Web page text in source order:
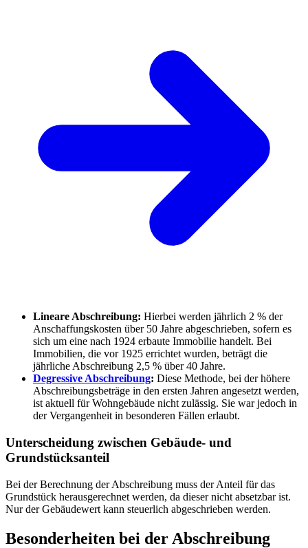
Lineare Abschreibung: Hierbei werden jährlich 2 % der
Anschaffungskosten über 50 Jahre abgeschrieben, sofern es
sich um eine nach 1924 erbaute Immobilie handelt. Bei
Immobilien, die vor 1925 errichtet wurden, beträgt die
jährliche Abschreibung 2,5 % über 40 Jahre.
Degressive Abschreibung: Diese Methode, bei der höhere
Abschreibungsbeträge in den ersten Jahren angesetzt werden,
ist aktuell für Wohngebäude nicht zulässig. Sie war jedoch in
der Vergangenheit in besonderen Fällen erlaubt.
Unterscheidung zwischen Gebäude- und
Grundstücksanteil
Bei der Berechnung der Abschreibung muss der Anteil für das
Grundstück herausgerechnet werden, da dieser nicht absetzbar ist.
Nur der Gebäudewert kann steuerlich abgeschrieben werden.
Besonderheiten bei der Abschreibung